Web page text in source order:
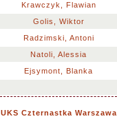
Krawczyk, Flawian
Golis, Wiktor
Radzimski, Antoni
Natoli, Alessia
Ejsymont, Blanka
UKS Czternastka Warszawa